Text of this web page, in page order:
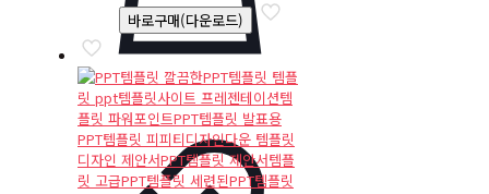
바로구매(다운로드)